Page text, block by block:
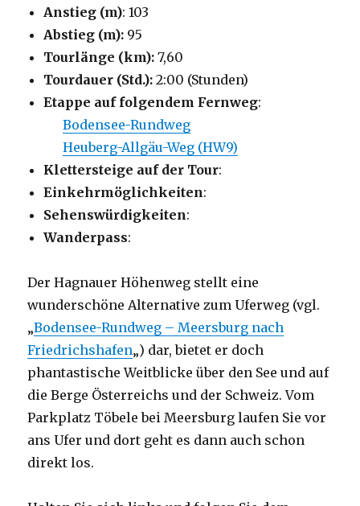
Anstieg (m): 103
Abstieg (m): 95
Tourlänge (km):7,60
Tourdauer (Std.): 2:00 (Stunden)
Etappe auf folgendem Fernweg:
Bodensee-Rundweg
Heuberg-Allgäu-Weg (HW9)
Klettersteige auf der Tour:
Einkehrmöglichkeiten:
Sehenswürdigkeiten:
Wanderpass:
Der Hagnauer Höhenweg stellt eine
wunderschöne Alternative zum Uferweg (vgl.
„Bodensee-Rundweg – Meersburg nach
Friedrichshafen„) dar, bietet er doch
phantastische Weitblicke über den See und auf
die Berge Österreichs und der Schweiz. Vom
Parkplatz Töbele bei Meersburg laufen Sie vor
ans Ufer und dort geht es dann auch schon
direkt los.